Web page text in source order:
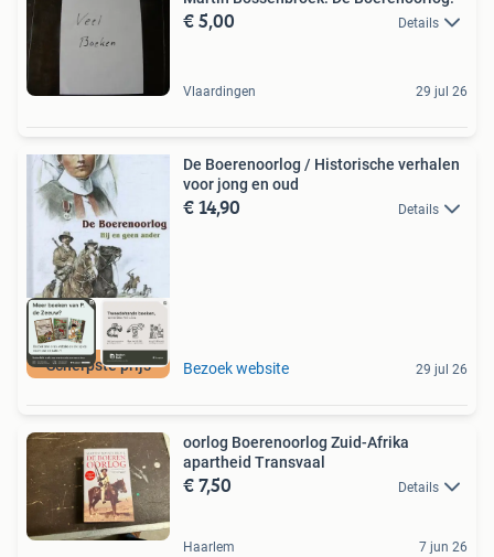
€ 5,00 Details
Vlaardingen 29 jul 26
Scherpste prijs
De Boerenoorlog / Historische verhalen
voor jong en oud
€ 14,90 Details
Bezoek website 29 jul 26
oorlog Boerenoorlog Zuid-Afrika
apartheid Transvaal
€ 7,50 Details
Haarlem 7 jun 26